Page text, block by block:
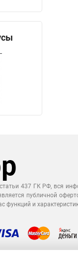
437 ГК РФ, вся
публичной
функций и